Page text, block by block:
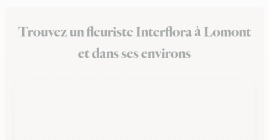
Trouvez un fleuriste Interflora à Lomont
et dans ses environs